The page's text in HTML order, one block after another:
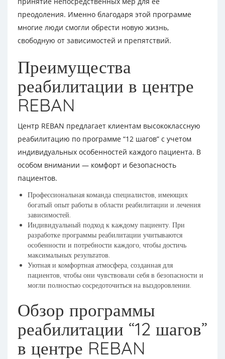
преодоления. Именно благодаря этой программе
многие люди смогли обрести новую жизнь,
свободную от зависимостей и препятствий.
Преимущества
реабилитации в центре
REBAN
Центр REBAN предлагает клиентам высококлассную
реабилитацию по программе “12 шагов” с учетом
индивидуальных особенностей каждого пациента. В
особом внимании — комфорт и безопасность
пациентов.
Профессиональная команда специалистов, имеющих
богатый опыт работы в области реабилитации и лечения
зависимостей.
Индивидуальный подход к каждому пациенту. При
разработке программы реабилитации учитываются
особенности и потребности каждого, чтобы достичь
максимальных результатов.
Уютная и комфортная атмосфера, созданная для
пациентов, чтобы они чувствовали себя в безопасности и
могли полностью сосредоточиться на выздоровлении.
Обзор программы
реабилитации “12 шагов”
в центре REBAN